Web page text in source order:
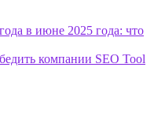
в июне 2025 года: что
компании SEO Tool